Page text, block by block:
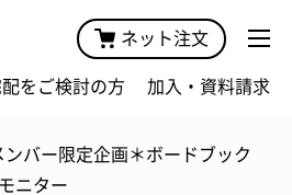
ネット注文
配をご検討の方 加入・資料請求
バー限定企画＊ボードブック
ニター